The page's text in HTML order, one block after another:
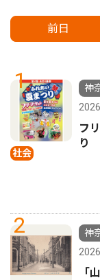
前日
1
社会
神
フ
り
2
神
「